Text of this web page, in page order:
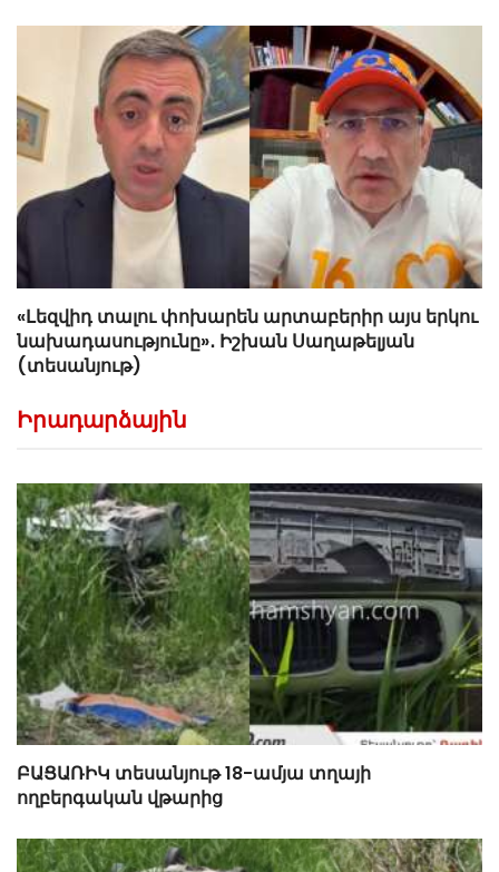
«Լեզվիդ տալու փոխարեն արտաբերիր այս երկու
նախադասությունը»․ Իշխան Սաղաթելյան
(տեսանյութ)
Իրադարձային
ԲԱՑԱՌԻԿ տեսանյութ 18-ամյա տղայի
ողբերգական վթարից